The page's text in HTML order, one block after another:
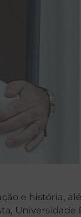
e história,
Universidade